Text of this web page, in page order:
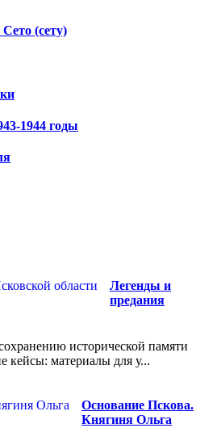
(сету)
1944 годы
Легенды и
предания
исторической памяти
кейсы: материалы для у...
Основание Пскова.
Княгиня Ольга